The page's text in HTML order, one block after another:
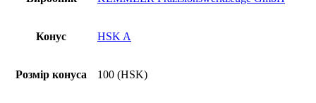
Конус HSK A
Розмір конуса 100 (HSK)